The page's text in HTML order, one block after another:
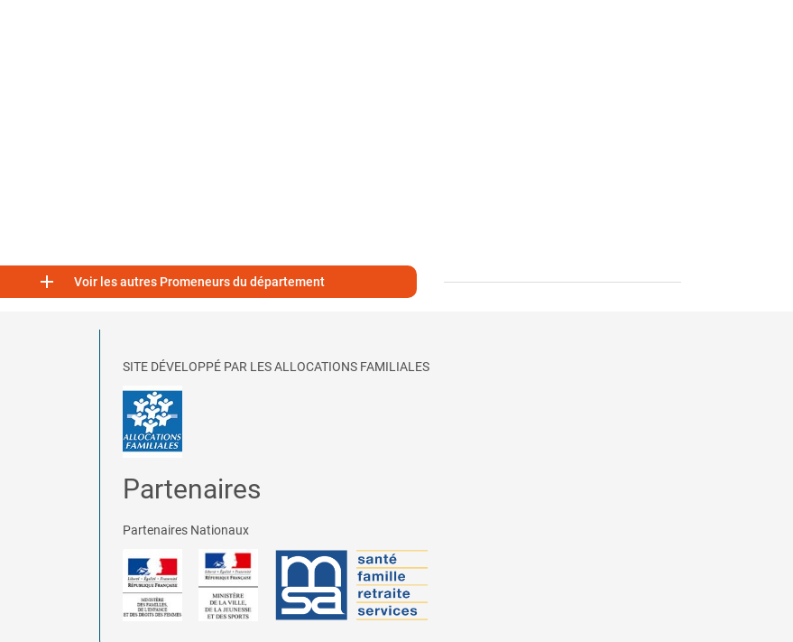
 Voir les autres Promeneurs du département
SITE DÉVELOPPÉ PAR LES ALLOCATIONS FAMILIALES
Partenaires
Partenaires Nationaux